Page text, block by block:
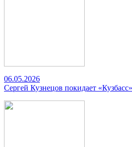
06.05.2026
Сергей Кузнецов покидает «Кузбасс»